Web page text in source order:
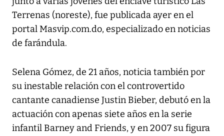
Terrenas (noreste), fue publicada ayer en el
portal Masvip.com.do, especializado en noticias
de farándula.
Selena Gómez, de 21 años, noticia también por
su inestable relación con el controvertido
cantante canadiense Justin Bieber, debutó en la
actuación con apenas siete años en la serie
infantil Barney and Friends, y en 2007 su figura